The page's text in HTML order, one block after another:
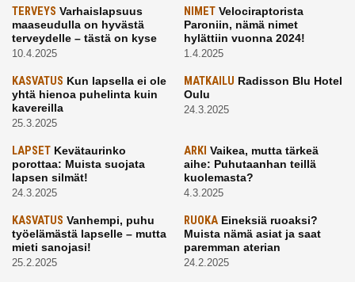
TERVEYS Varhaislapsuus
maaseudulla on hyvästä
terveydelle – tästä on kyse
10.4.2025
NIMETVelociraptorista
Paroniin, nämä nimet
hylättiin vuonna 2024!
1.4.2025
KASVATUS Kun lapsella ei ole
yhtä hienoa puhelinta kuin
kavereilla
25.3.2025
MATKAILU Radisson Blu Hotel
Oulu
24.3.2025
LAPSET Kevätaurinko
porottaa: Muista suojata
lapsen silmät!
24.3.2025
ARKI Vaikea, mutta tärkeä
aihe: Puhutaanhan teillä
kuolemasta?
4.3.2025
KASVATUS Vanhempi, puhu
työelämästä lapselle – mutta
mieti sanojasi!
25.2.2025
RUOKAEineksiä ruoaksi?
Muista nämä asiat ja saat
paremman aterian
24.2.2025